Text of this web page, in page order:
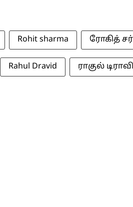
Rohit sharma ரோகித்
Rahul Dravid ராகுல்